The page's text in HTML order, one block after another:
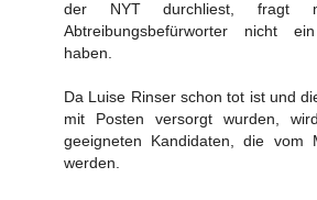
der NYT durchliest, fragt
Abtreibungsbefürworter nicht
haben.
Da Luise Rinser schon tot ist und
mit Posten versorgt wurden,
geeigneten Kandidaten, die vom
werden.